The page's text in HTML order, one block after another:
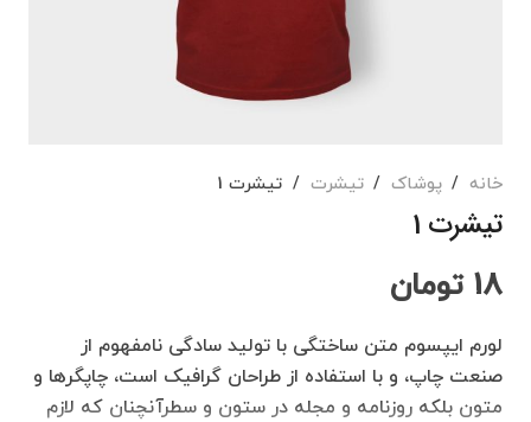
خانه / پوشاک / تیشرت / تیشرت 1
تیشرت 1
18 تومان
لورم ایپسوم متن ساختگی با تولید سادگی نامفهوم از
صنعت چاپ، و با استفاده از طراحان گرافیک است، چاپگرها و
متون بلکه روزنامه و مجله در ستون و سطرآنچنان که لازم